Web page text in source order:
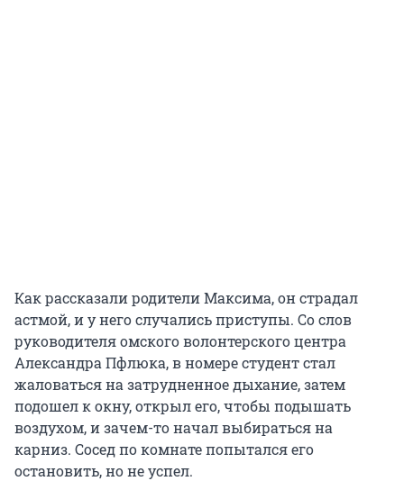
Как рассказали родители Максима, он страдал
астмой, и у него случались приступы. Со слов
руководителя омского волонтерского центра
Александра Пфлюка, в номере студент стал
жаловаться на затрудненное дыхание, затем
подошел к окну, открыл его, чтобы подышать
воздухом, и зачем-то начал выбираться на
карниз. Сосед по комнате попытался его
остановить, но не успел.